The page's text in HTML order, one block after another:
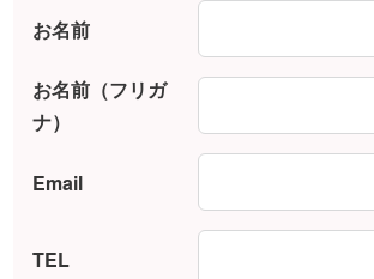
お名前
お名前（フリガ
ナ）
Email
TEL